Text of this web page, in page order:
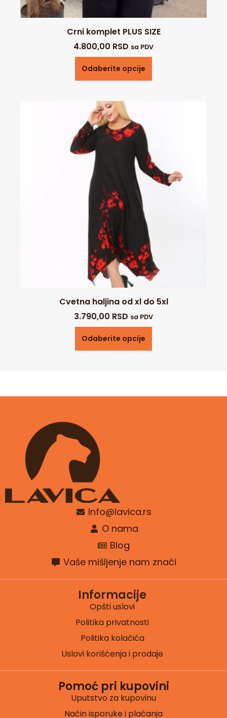
Crni komplet PLUS SIZE
4.800,00 RSD sa PDV
Odaberite opcije
Cvetna haljina od xl do 5xl
3.790,00 RSD sa PDV
Odaberite opcije
Info@lavica.rs
O nama
Blog
Vaše mišljenje nam znači
Informacije
Opšti uslovi
Politika privatnosti
Politika kolačića
Uslovi korišćenja i prodaje
Pomoć pri kupovini
Uputstvo za kupovinu
Način isporuke i plaćanja